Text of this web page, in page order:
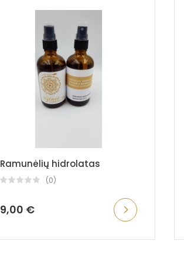
Ramunėlių hidrolatas
(0)
9,00 €